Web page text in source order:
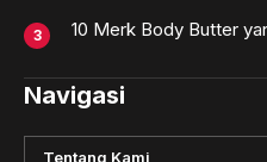
10 Merk Body Butter
Navigasi
Tentang Kami